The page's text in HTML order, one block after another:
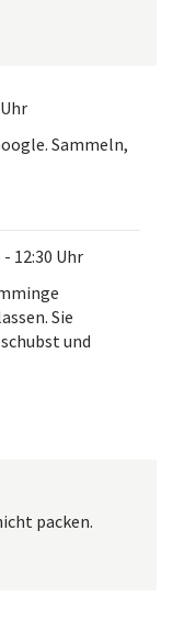
Sammeln,
- 12:30 Uhr
Sie
und
packen.